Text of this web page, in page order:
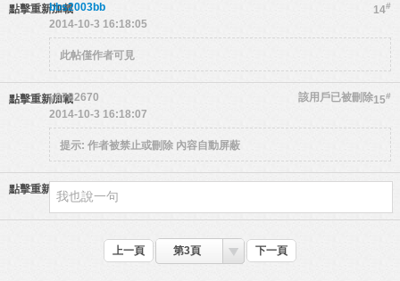
點擊重新加載 14#
bbs2003bb
2014-10-3 16:18:05
此帖僅作者可見
點擊重新加載 15#
y9782670
該用戶已被刪除
2014-10-3 16:18:07
提示: 作者被禁止或刪除 內容自動屏蔽
點擊重新加載
上一頁 第3頁 下一頁